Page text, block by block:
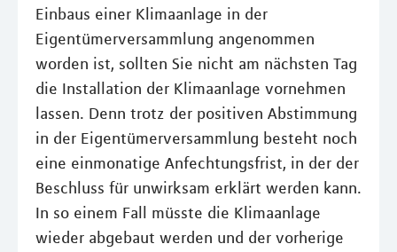
Einbaus einer Klimaanlage in der
Eigentümerversammlung angenommen
worden ist, sollten Sie nicht am nächsten Tag
die Installation der Klimaanlage vornehmen
lassen. Denn trotz der positiven Abstimmung
in der Eigentümerversammlung besteht noch
eine einmonatige Anfechtungsfrist, in der der
Beschluss für unwirksam erklärt werden kann.
In so einem Fall müsste die Klimaanlage
wieder abgebaut werden und der vorherige